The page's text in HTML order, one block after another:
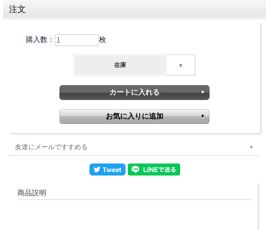
注文
購入数： 枚
在庫 ○
友達にメールですすめる
商品説明